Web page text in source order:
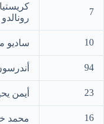
7
رونالدو
10 ساديو
94
23 أيمن
16 محمد